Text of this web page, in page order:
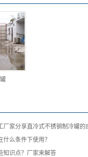
厂家分享直冷式不锈钢制冷罐的
么条件下使用？
知识点？厂家来解答